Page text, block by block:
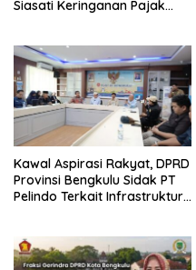
Siasati Keringanan Pajak
Kawal Aspirasi Rakyat, DPRD
Provinsi Bengkulu Sidak PT
Pelindo Terkait Infrastruktur